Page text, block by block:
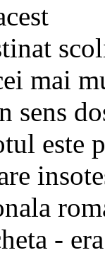
mai
sens
este
-